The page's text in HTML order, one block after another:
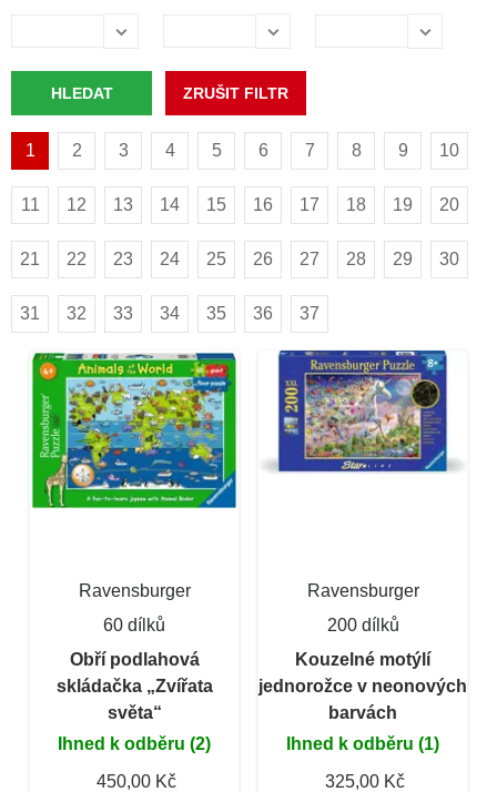
1 2 3 4 5 6 7 8 9 10
11 12 13 14 15 16 17 18 19 20
21 22 23 24 25 26 27 28 29 30
31 32 33 34 35 36 37
Ravensburger
60 dílků
Obří podlahová
skládačka „Zvířata
světa“
Ihned k odběru (2)
450,00 Kč
Ravensburger
200 dílků
Kouzelné motýlí
jednorožce v neonových
barvách
Ihned k odběru (1)
325,00 Kč